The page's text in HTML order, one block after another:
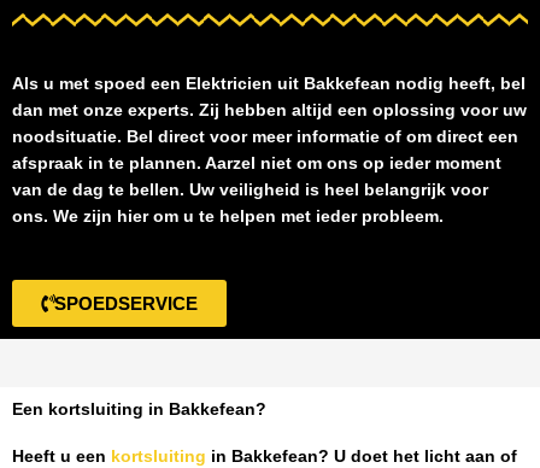
Als u met spoed een Elektricien uit Bakkefean nodig heeft, bel
dan met onze experts. Zij hebben altijd een oplossing voor uw
noodsituatie. Bel direct voor meer informatie of om direct een
afspraak in te plannen. Aarzel niet om ons op ieder moment
van de dag te bellen. Uw veiligheid is heel belangrijk voor
ons. We zijn hier om u te helpen met ieder probleem.
SPOEDSERVICE
Een kortsluiting in Bakkefean?
Heeft u een kortsluiting in Bakkefean? U doet het licht aan of